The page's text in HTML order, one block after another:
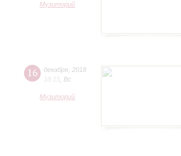
Музиторий
16 декабря 2018
18:15
Вс
Музиторий